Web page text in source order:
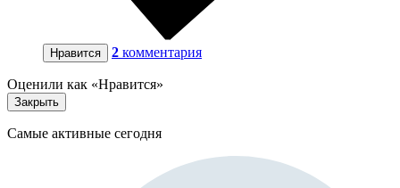
Нравится 2 комментария
Оценили как «Нравится»
Закрыть
Самые активные сегодня